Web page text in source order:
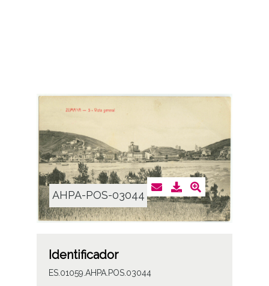
AHPA-POS-03044
Identificador
ES.01059.AHPA.POS.03044